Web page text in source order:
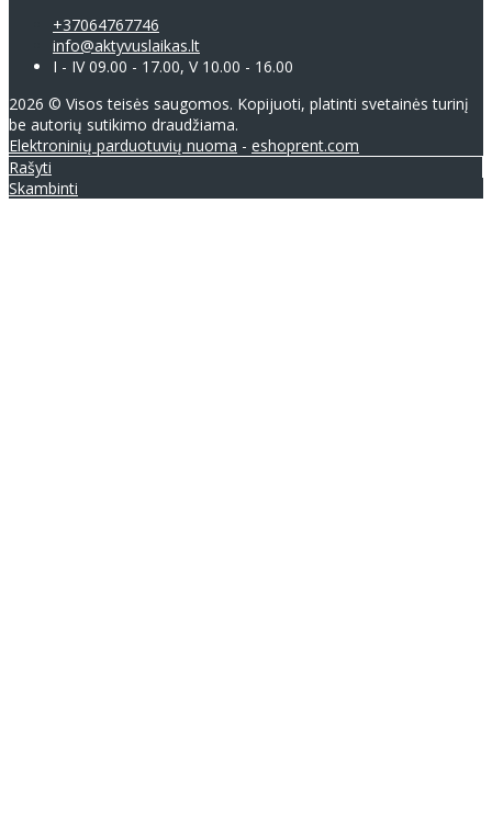
+37064767746
info@aktyvuslaikas.lt
I - IV 09.00 - 17.00, V 10.00 - 16.00
2026 © Visos teisės saugomos. Kopijuoti, platinti svetainės turinį
be autorių sutikimo draudžiama.
Elektroninių parduotuvių nuoma - eshoprent.com
Rašyti
Skambinti